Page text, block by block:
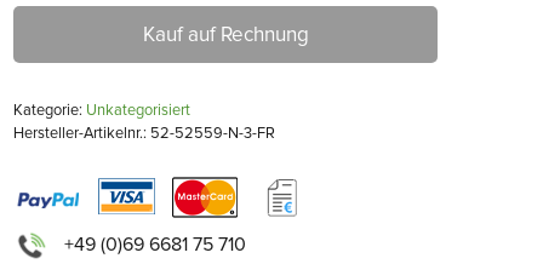
Kauf auf Rechnung
Kategorie: Unkategorisiert
Hersteller-Artikelnr.: 52-52559-N-3-FR
+49 (0)69 6681 75 710